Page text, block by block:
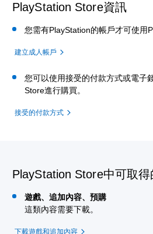
PlayStation Store資訊
您需有PlayStation的帳戶才可使用
建立成人帳戶
您可以使用接受的付款方式或電子
Store進行購買。
接受的付款方式
PlayStation Store中可取
遊戲、追加內容、預購
這類內容需要下載。
下載遊戲和追加內容